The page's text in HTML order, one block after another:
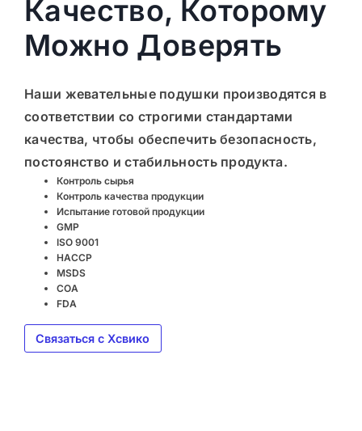
Качество, Которому
Можно Доверять
Наши жевательные подушки производятся в
соответствии со строгими стандартами
качества, чтобы обеспечитьбезопасность,
постоянство и стабильность продукта.
Контроль сырья
Контроль качества продукции
Испытание готовой продукции
GMP
ISO 9001
HACCP
MSDS
COA
FDA
Связаться с Хсвико